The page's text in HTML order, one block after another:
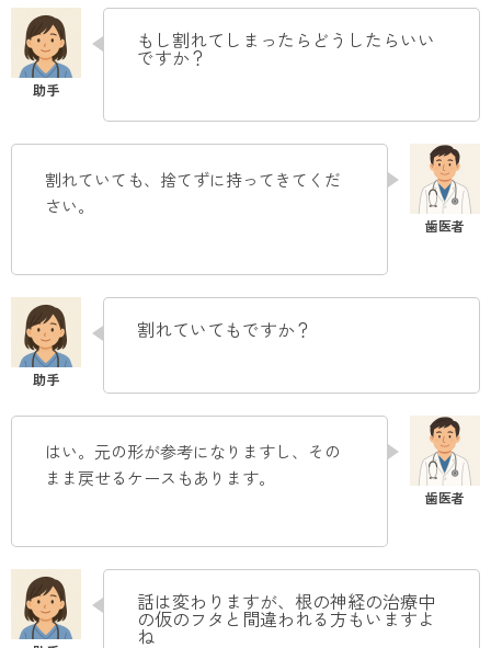
もし割れてしまったらどうしたらいい
ですか？
割れていても、捨てずに持ってきてくだ
さい。
割れていてもですか？
はい。元の形が参考になりますし、その
まま戻せるケースもあります。
話は変わりますが、根の神経の治療中
の仮のフタと間違われる方もいますよ
ね